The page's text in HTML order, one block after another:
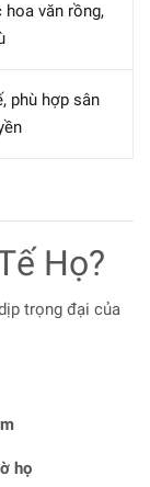
văn rồng,
phù hợp sân
Họ?
trọng đại của
họ